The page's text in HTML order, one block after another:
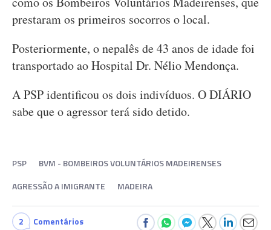
prestaram os primeiros socorros o local.
Posteriormente, o nepalês de 43 anos de idade foi
transportado ao Hospital Dr. Nélio Mendonça.
A PSP identificou os dois indivíduos. O DIÁRIO
sabe que o agressor terá sido detido.
PSP
BVM - BOMBEIROS VOLUNTÁRIOS MADEIRENSES
AGRESSÃO A IMIGRANTE
MADEIRA
2 Comentários